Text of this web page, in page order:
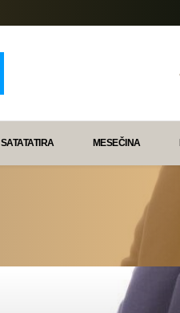
SATATATIRA MESEČINA